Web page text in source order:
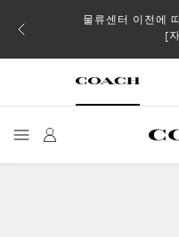
스트
물류센터 이전에
[